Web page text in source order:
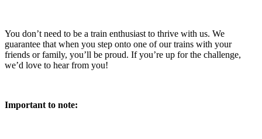
You don’t need to be a train enthusiast to thrive with us. We
guarantee that when you step onto one of our trains with your
friends or family, you’ll be proud. If you’re up for the challenge,
we’d love to hear from you!
Important to note: